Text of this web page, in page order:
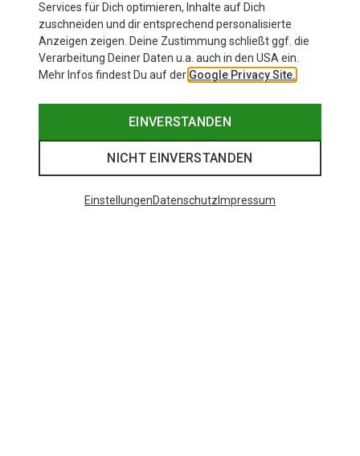
Services für Dich optimieren, Inhalte auf Dich
zuschneiden und dir entsprechend personalisierte
Anzeigen zeigen. Deine Zustimmung schließt ggf. die
Verarbeitung Deiner Daten u.a. auch in den USA ein.
Mehr Infos findest Du auf der Google Privacy Site.
EINVERSTANDEN
NICHT EINVERSTANDEN
EinstellungenDatenschutz Impressum